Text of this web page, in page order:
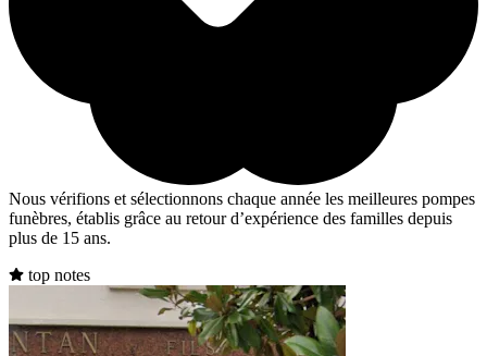
Nous vérifions et sélectionnons chaque année les meilleures pompes
funèbres, établis grâce au retour d’expérience des familles depuis
plus de 15 ans.
top notes